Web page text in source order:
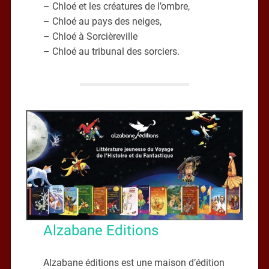
– Chloé et les créatures de l’ombre,
– Chloé au pays des neiges,
– Chloé à Sorcièreville
– Chloé au tribunal des sorciers.
Alzabane Editions
Alzabane éditions est une maison d’édition